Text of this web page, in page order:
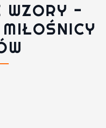
WZORY -